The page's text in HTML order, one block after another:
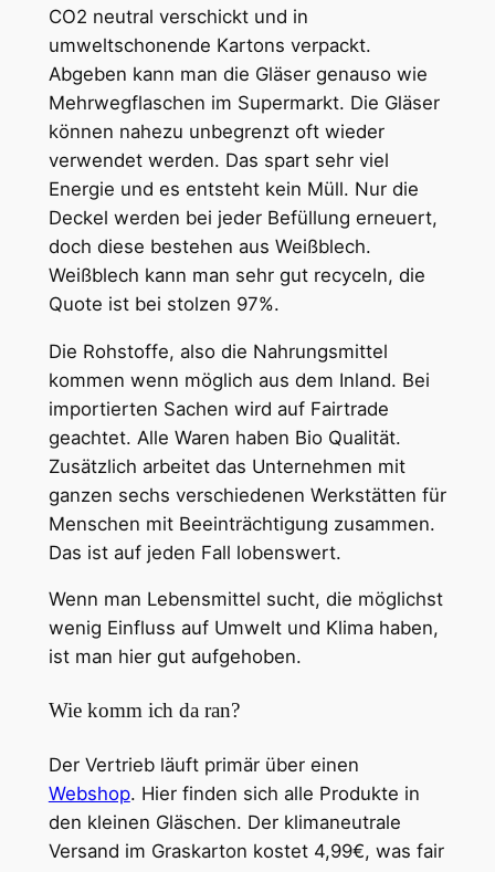
CO2 neutral verschickt und in
umweltschonende Kartons verpackt.
Abgeben kann man die Gläser genauso wie
Mehrwegflaschen im Supermarkt. Die Gläser
können nahezu unbegrenzt oft wieder
verwendet werden. Das spart sehr viel
Energie und es entsteht kein Müll. Nur die
Deckel werden bei jeder Befüllung erneuert,
doch diese bestehen aus Weißblech.
Weißblech kann man sehr gut recyceln, die
Quote ist bei stolzen 97%.
Die Rohstoffe, also die Nahrungsmittel
kommen wenn möglich aus dem Inland. Bei
importierten Sachen wird auf Fairtrade
geachtet. Alle Waren haben Bio Qualität.
Zusätzlich arbeitet das Unternehmen mit
ganzen sechs verschiedenen Werkstätten für
Menschen mit Beeinträchtigung zusammen.
Das ist auf jeden Fall lobenswert.
Wenn man Lebensmittel sucht, die möglichst
wenig Einfluss auf Umwelt und Klima haben,
ist man hier gut aufgehoben.
Wie komm ich da ran?
Der Vertrieb läuft primär über einen
Webshop. Hier finden sich alle Produkte in
den kleinen Gläschen. Der klimaneutrale
Versand im Graskarton kostet 4,99€, was fair